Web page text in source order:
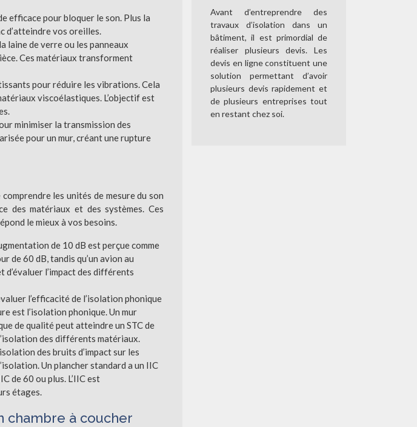
efficace pour bloquer le son. Plus la
d’atteindre vos oreilles.
laine de verre ou les panneaux
Ces matériaux transforment
pour réduire les vibrations. Cela
viscoélastiques. L’objectif est
minimiser la transmission des
pour un mur, créant une rupture
les unités de mesure du son
des matériaux et des systèmes. Ces
le mieux à vos besoins.
de 10 dB est perçue comme
de 60 dB, tandis qu’un avion au
d’évaluer l’impact des différents
l’efficacité de l’isolation phonique
est l’isolation phonique. Un mur
de qualité peut atteindre un STC de
des différents matériaux.
des bruits d’impact sur les
Un plancher standard a un IIC
de 60 ou plus. L’IIC est
étages.
chambre à coucher
Avant d’entreprendre des
travaux d’isolation dans un
bâtiment, il est primordial de
réaliser plusieurs devis. Les
devis en ligne constituent une
solution permettant d’avoir
plusieurs devis rapidement et
de plusieurs entreprises tout
en restant chez soi.